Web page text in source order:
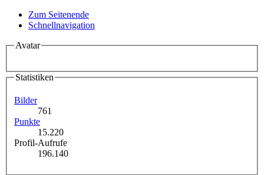
Zum Seitenende
Schnellnavigation
Avatar
Statistiken
Bilder
761
Punkte
15.220
Profil-Aufrufe
196.140